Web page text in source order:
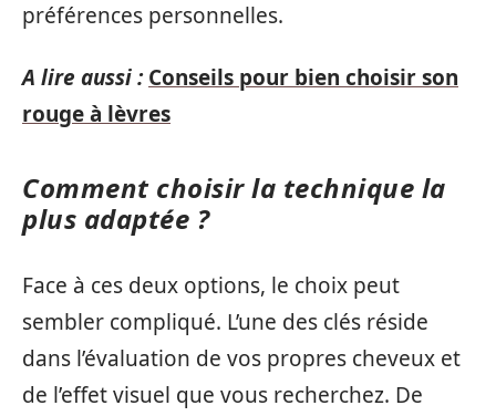
préférences personnelles.
A lire aussi : Conseils pour bien choisir son
rouge à lèvres
Comment choisir la technique la
plus adaptée ?
Face à ces deux options, le choix peut
sembler compliqué. L’une des clés réside
dans l’évaluation de vos propres cheveux et
de l’effet visuel que vous recherchez. De